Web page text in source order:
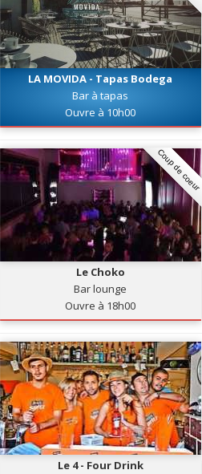
LA MOVIDA - Tapas Bodega
Bar à tapas
Ouvre à 10h00
Coup de coeur
Le Choko
Bar lounge
Ouvre à 18h00
Le 4 - Four Drink